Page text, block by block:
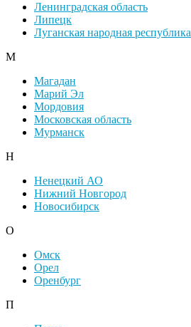
Ленинградская область
Липецк
Луганская народная республика
М
Магадан
Марий Эл
Мордовия
Московская область
Мурманск
Н
Ненецкий АО
Нижний Новгород
Новосибирск
О
Омск
Орел
Оренбург
П